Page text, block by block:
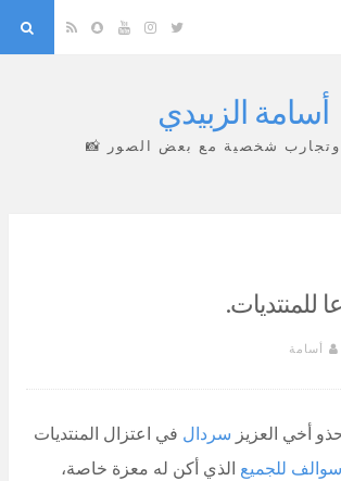
Twitter
Instagram
YouTube
Snapchat
RSS
أسامة الزبيدي
وتجارب شخصية مع بعض الصور 📸
للمنتديات.
أسامة
أخي العزيز سردال في اعتزال المنتديات
سوالف للجميع الذي أكن له معزة خاصة،